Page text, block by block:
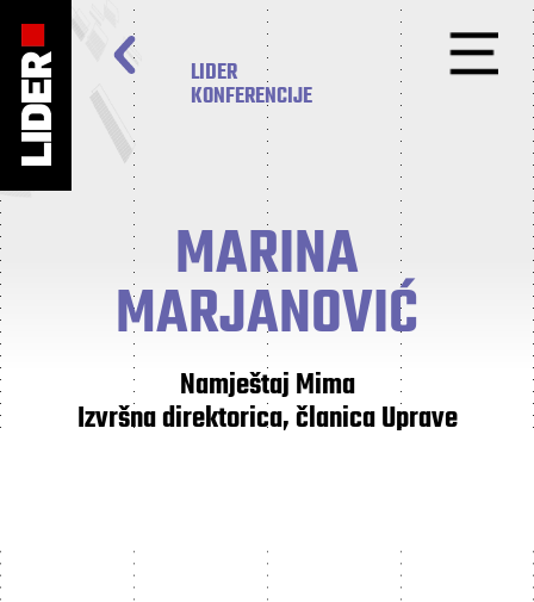
LIDER
KONFERENCIJE
MARINA
MARJANOVIĆ
Namještaj Mima
Izvršna direktorica, članica Uprave